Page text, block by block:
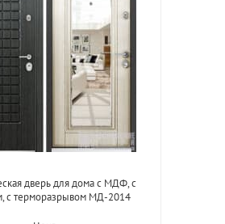
дверь для дома с МДФ, с
с терморазрывом МД-2014